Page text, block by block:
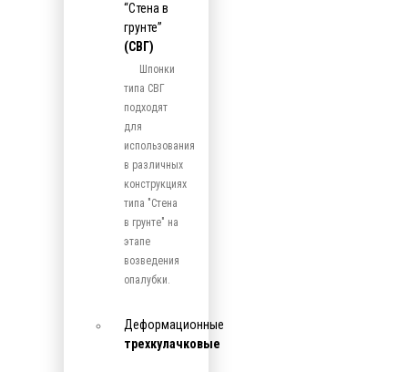
“Стена в
грунте”
(СВГ)
Шпонки
типа СВГ
подходят
для
использования
в различных
конструкциях
типа "Стена
в грунте" на
этапе
возведения
опалубки.
Деформационные
трехкулачковые